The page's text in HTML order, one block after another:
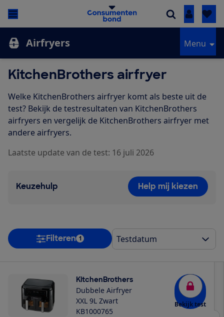
Inloggen
Airfryers Menu
KitchenBrothers airfryer
Welke KitchenBrothers airfryer komt als beste uit de
test? Bekijk de testresultaten van KitchenBrothers
airfryers en vergelijk de KitchenBrothers airfryer met
andere airfryers.
Laatste update van de test: 16 juli 2026
Keuzehulp Help mij kiezen
Filteren 1
KitchenBrothers
Dubbele Airfryer
XXL 9L Zwart
KB1000765
Bekijk test